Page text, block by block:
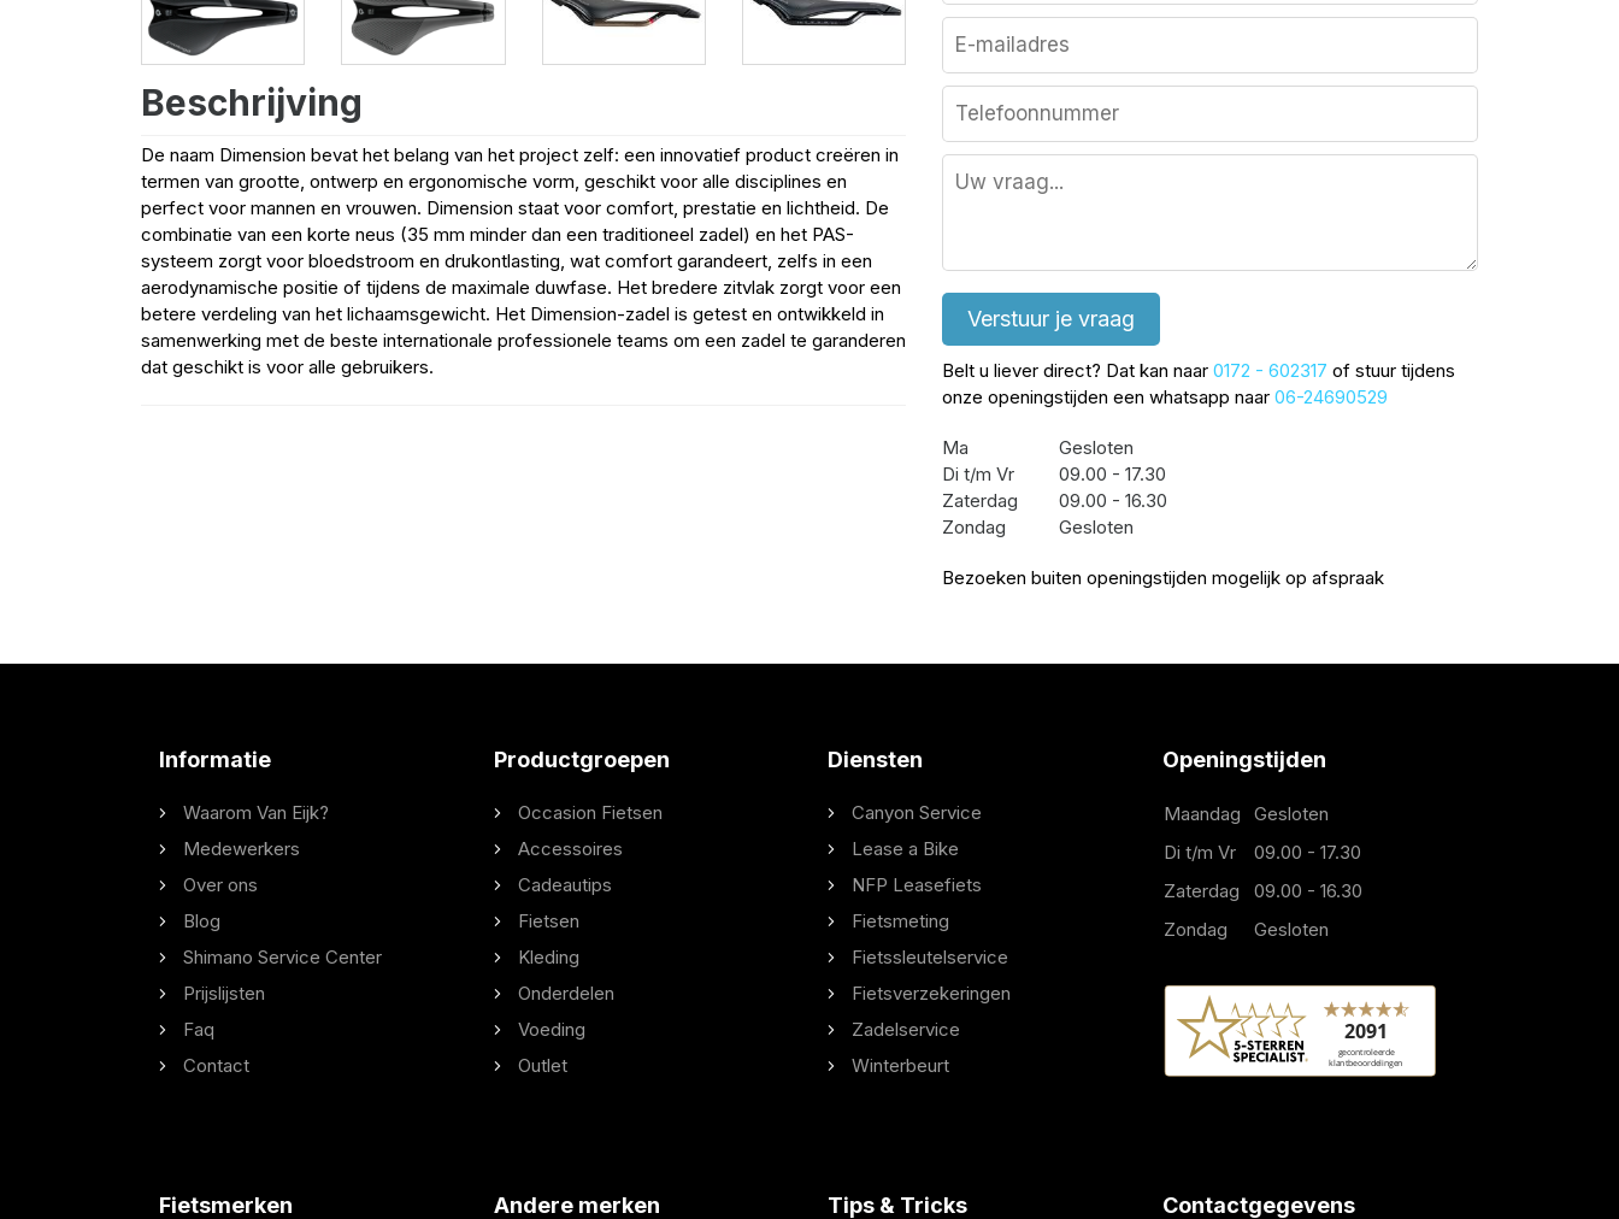
Beschrijving
De naam Dimension bevat het belang van het project zelf: een innovatief product creëren in
termen van grootte, ontwerp en ergonomische vorm, geschikt voor alle disciplines en
perfect voor mannen en vrouwen. Dimension staat voor comfort, prestatie en lichtheid. De
combinatie van een korte neus (35 mm minder dan een traditioneel zadel) en het PAS-
systeem zorgt voor bloedstroom en drukontlasting, wat comfort garandeert, zelfs in een
aerodynamische positie of tijdens de maximale duwfase. Het bredere zitvlak zorgt voor een
betere verdeling van het lichaamsgewicht. Het Dimension-zadel is getest en ontwikkeld in
samenwerking met de beste internationale professionele teams om een ​​zadel te garanderen
dat geschikt is voor alle gebruikers.
Verstuur je vraag
Belt u liever direct? Dat kan naar 0172 - 602317 of stuur tijdens
onze openingstijden een whatsapp naar 06-24690529
Ma
Gesloten
Di t/m Vr
09.00 - 17.30
Zaterdag
09.00 - 16.30
Zondag
Gesloten
Bezoeken buiten openingstijden mogelijk op afspraak
Informatie
Waarom Van Eijk?
Medewerkers
Over ons
Blog
Shimano Service Center
Prijslijsten
Faq
Contact
Productgroepen
Occasion Fietsen
Accessoires
Cadeautips
Fietsen
Kleding
Onderdelen
Voeding
Outlet
Diensten
Canyon Service
Lease a Bike
NFP Leasefiets
Fietsmeting
Fietssleutelservice
Fietsverzekeringen
Zadelservice
Winterbeurt
Openingstijden
Maandag
Gesloten
Di t/m Vr
09.00 - 17.30
Zaterdag
09.00 - 16.30
Zondag
Gesloten
Fietsmerken Andere merken Tips & Tricks Contactgegevens